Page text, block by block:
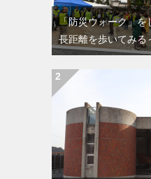
「防災ウォーク」
長距離を歩いてみる